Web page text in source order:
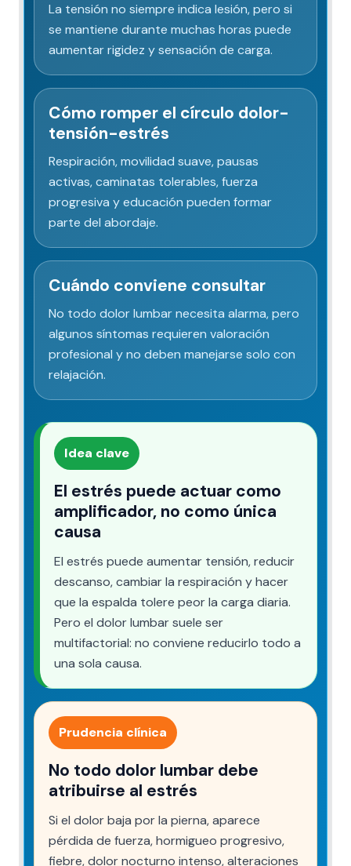
La tensión no siempre indica lesión, pero si
se mantiene durante muchas horas puede
aumentar rigidez y sensación de carga.
Cómo romper el círculo dolor-
tensión-estrés
Respiración, movilidad suave, pausas
activas, caminatas tolerables, fuerza
progresiva y educación pueden formar
parte del abordaje.
Cuándo conviene consultar
No todo dolor lumbar necesita alarma, pero
algunos síntomas requieren valoración
profesional y no deben manejarse solo con
relajación.
Idea clave
El estrés puede actuar como
amplificador, no como única
causa
El estrés puede aumentar tensión, reducir
descanso, cambiar la respiración y hacer
que la espalda tolere peor la carga diaria.
Pero el dolor lumbar suele ser
multifactorial: no conviene reducirlo todo a
una sola causa.
Prudencia clínica
No todo dolor lumbar debe
atribuirse al estrés
Si el dolor baja por la pierna, aparece
pérdida de fuerza, hormigueo progresivo,
fiebre, dolor nocturno intenso, alteraciones